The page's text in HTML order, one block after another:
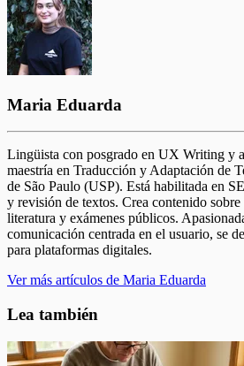
Maria Eduarda
Lingüista con posgrado en UX Writing y
maestría en Traducción y Adaptación de
de São Paulo (USP). Está habilitada en
y revisión de textos. Crea contenido
literatura y exámenes públicos.
comunicación centrada en el usuario, se
para plataformas digitales.
Ver más artículos de Maria Eduarda
Lea también